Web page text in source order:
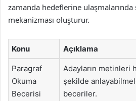
zamanda hedeflerine
mekanizması oluşturur.
Konu Açıklama
Paragraf
Okuma
Becerisi
Adayların metinleri
şekilde
beceriler.